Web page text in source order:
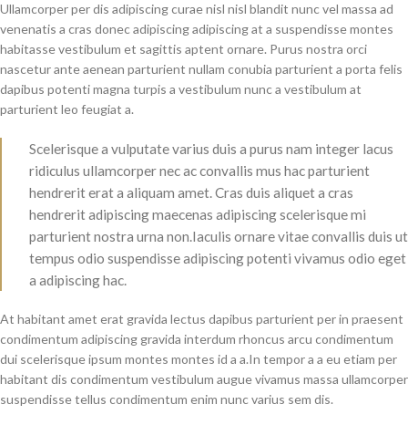
Ullamcorper per dis adipiscing curae nisl nisl blandit nunc vel massa ad
venenatis a cras donec adipiscing adipiscing at a suspendisse montes
habitasse vestibulum et sagittis aptent ornare. Purus nostra orci
nascetur ante aenean parturient nullam conubia parturient a porta felis
dapibus potenti magna turpis a vestibulum nunc a vestibulum at
parturient leo feugiat a.
Scelerisque a vulputate varius duis a purus nam integer lacus
ridiculus ullamcorper nec ac convallis mus hac parturient
hendrerit erat a aliquam amet. Cras duis aliquet a cras
hendrerit adipiscing maecenas adipiscing scelerisque mi
parturient nostra urna non.Iaculis ornare vitae convallis duis ut
tempus odio suspendisse adipiscing potenti vivamus odio eget
a adipiscing hac.
At habitant amet erat gravida lectus dapibus parturient per in praesent
condimentum adipiscing gravida interdum rhoncus arcu condimentum
dui scelerisque ipsum montes montes id a a.In tempor a a eu etiam per
habitant dis condimentum vestibulum augue vivamus massa ullamcorper
suspendisse tellus condimentum enim nunc varius sem dis.